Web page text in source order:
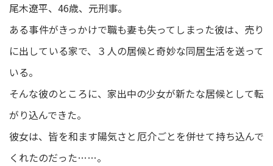
尾木遼平、46歳、元刑事。
ある事件がきっかけで職も妻も失ってしまった彼は、売り
に出している家で、３人の居候と奇妙な同居生活を送って
いる。
そんな彼のところに、家出中の少女が新たな居候として転
がり込んできた。
彼女は、皆を和ます陽気さと厄介ごとを併せて持ち込んで
くれたのだった……。